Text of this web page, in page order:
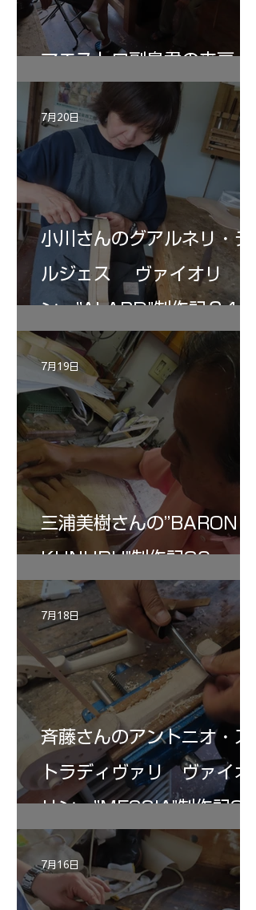
マエストロ副島君の来房
小川さんのグアルネリ・デ
ルジェス ヴァイオリ
ン ”ALARD"制作記３4
7月20日
三浦美樹さんの”BARON・
KUNUPU"制作記30
7月19日
斉藤さんのアントニオ・ス
トラディヴァリ ヴァイオ
リン ”MESSIA"制作記32
7月18日
7月16日